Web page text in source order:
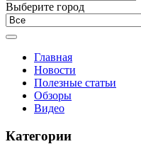
Выберите город
Главная
Новости
Полезные статьи
Обзоры
Видео
Категории